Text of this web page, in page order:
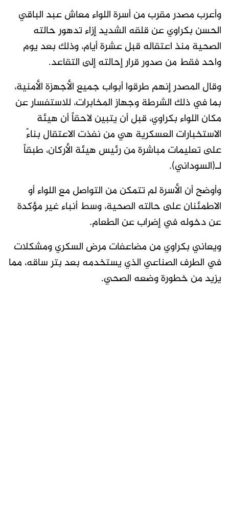
وأعرب مصدر مقرب من أسرة اللواء معاش عبد الباقي
الحسن بكراوي عن قلقه الشديد إزاء تدهور حالته
الصحية منذ اعتقاله قبل عشرة أيام، وذلك بعد يوم
واحد فقط من صدور قرار إحالته إلى التقاعد.
وقال المصدر إنهم طرقوا أبواب جميع الأجهزة الأمنية،
بما في ذلك الشرطة وجهاز المخابرات، للاستفسار عن
مكان اللواء بكراوي، قبل أن يتبين لاحقاً أن هيئة
الاستخبارات العسكرية هي من نفذت الاعتقال بناءً
على تعليمات مباشرة من رئيس هيئة الأركان، طبقاً
لـ(السوداني).
وأوضح أن الأسرة لم تتمكن من التواصل مع اللواء أو
الاطمئنان على حالته الصحية، وسط أنباء غير مؤكدة
عن دخوله في إضراب عن الطعام.
ويعاني بكراوي من مضاعفات مرض السكري ومشكلات
في الطرف الصناعي الذي يستخدمه بعد بتر ساقه، مما
يزيد من خطورة وضعه الصحي.